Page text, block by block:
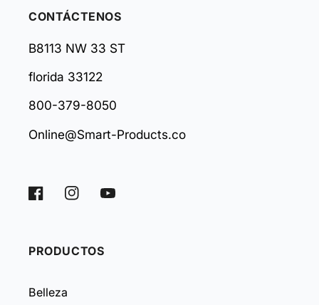
CONTÁCTENOS
B8113 NW 33 ST
florida 33122
800-379-8050
Online@Smart-Products.co
FacebookInstagramYouTube
PRODUCTOS
Belleza